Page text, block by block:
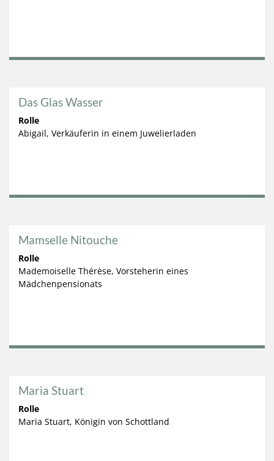
Das Glas Wasser
Rolle
Abigail, Verkäuferin in einem Juwelierladen
Mamselle Nitouche
Rolle
Mademoiselle Thérèse, Vorsteherin eines
Mädchenpensionats
Maria Stuart
Rolle
Maria Stuart, Königin von Schottland